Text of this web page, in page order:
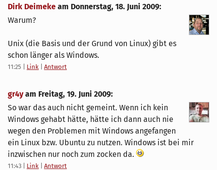
Dirk Deimeke am Donnerstag, 18. Juni 2009:
Warum?
Unix (die Basis und der Grund von Linux) gibt es
schon länger als Windows.
11:25 Link Antwort
gr4yam Freitag, 19. Juni 2009:
So war das auch nicht gemeint. Wenn ich kein
Windows gehabt hätte, hätte ich dann auch nie
wegen den Problemen mit Windows angefangen
ein Linux bzw. Ubuntu zu nutzen. Windows ist bei mir
inzwischen nur noch zum zocken da.
11:43 Link Antwort